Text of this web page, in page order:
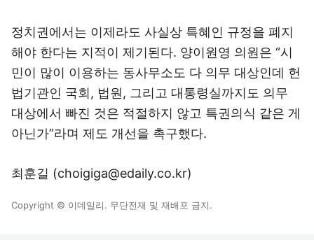
정치권에서는 이제라도 사실상 특혜인 규정을 폐지
해야 한다는 지적이 제기된다. 양이원영 의원은 “시
민이 많이 이용하는 동사무소도 다 의무 대상인데 헌
법기관인 국회, 법원, 그리고 대통령실까지도 의무
대상에서 빠진 것은 적절하지 않고 특권의식 같은 게
아닌가”라며 제도 개선을 촉구했다.
최훈길 (choigiga@edaily.co.kr)
Copyright © 이데일리. 무단전재 및 재배포 금지.